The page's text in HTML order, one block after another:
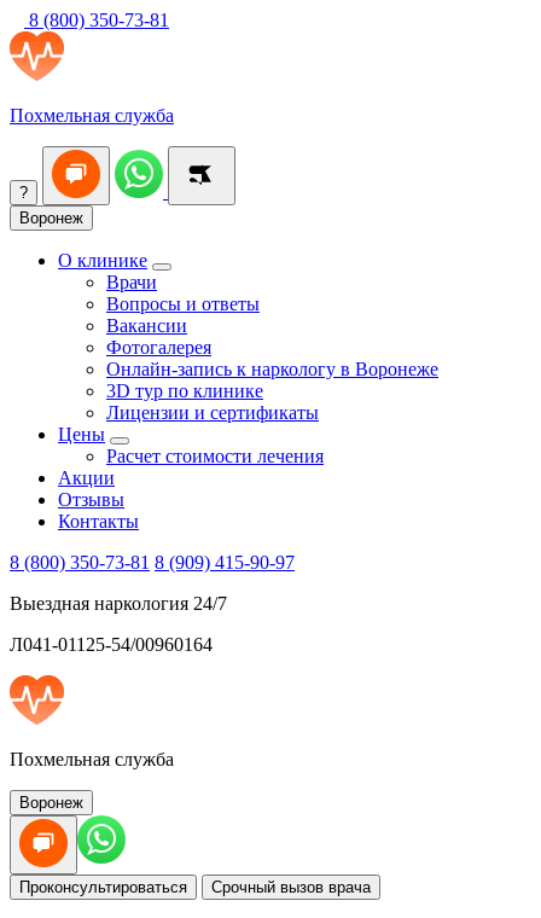
8 (800) 350-73-81
Похмельная служба
?
Воронеж
О клинике
Врачи
Вопросы и ответы
Вакансии
Фотогалерея
Онлайн-запись к наркологу в Воронеже
3D тур по клинике
Лицензии и сертификаты
Цены
Расчет стоимости лечения
Акции
Отзывы
Контакты
8 (800) 350-73-81 8 (909) 415-90-97
Выездная наркология 24/7
Л041-01125-54/00960164
Похмельная служба
Воронеж
Проконсультироваться Срочный вызов врача